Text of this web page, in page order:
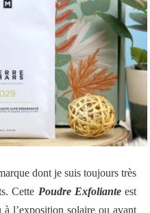
dont je suis toujours très
Cette Poudre Exfolianteest
l’exposition solaire ou avant